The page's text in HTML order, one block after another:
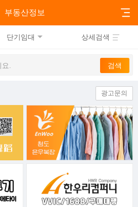
부동산정보
단기임대 상세검색
광고문의